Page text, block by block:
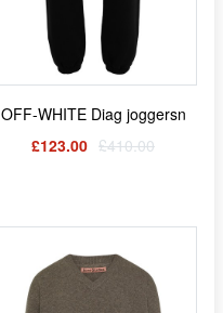
OFF-WHITE Diag joggersn
£123.00 £410.00